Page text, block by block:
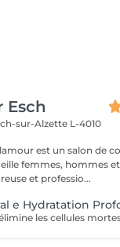
Esch
sur-Alzette L-4010
est un salon de
femmes, hommes
et professio...
e Hydratation